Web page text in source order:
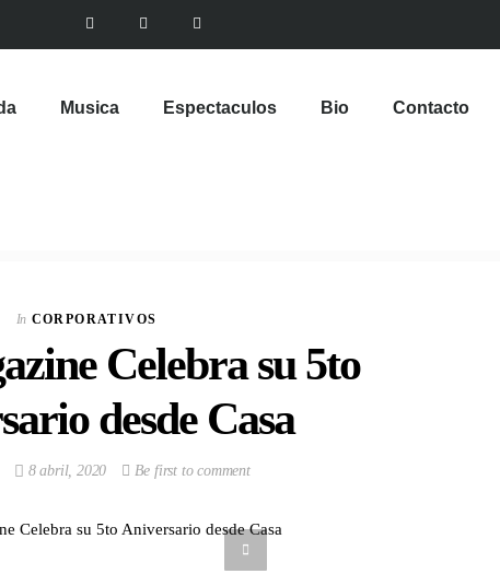
Musica Espectaculos Bio Contacto
In CORPORATIVOS
Celebra su 5to
desde Casa
8 abril, 2020 Be first to comment
In ESPECTACULOS
candidatas 2026